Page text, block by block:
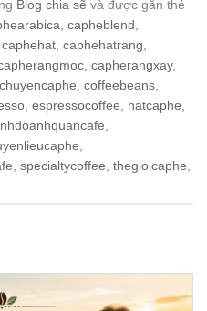
Blog chia sẽ và được gắn thẻ
capheblend
caphehat caphehatrang
capherangxay,
chuyencaphe coffeebeans
espressocoffee hatcaphe
specialtycoffee thegioicaphe